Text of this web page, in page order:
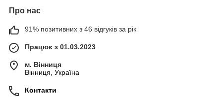
Про нас
91% позитивних з 46 відгуків за рік
Працює з 01.03.2023
м. Вінниця
Вінниця, Україна
Контакти